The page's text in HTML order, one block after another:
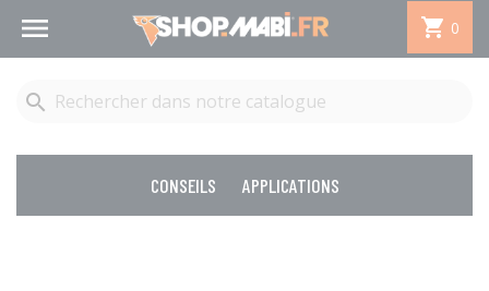
  0

CONSEILS APPLICATIONS